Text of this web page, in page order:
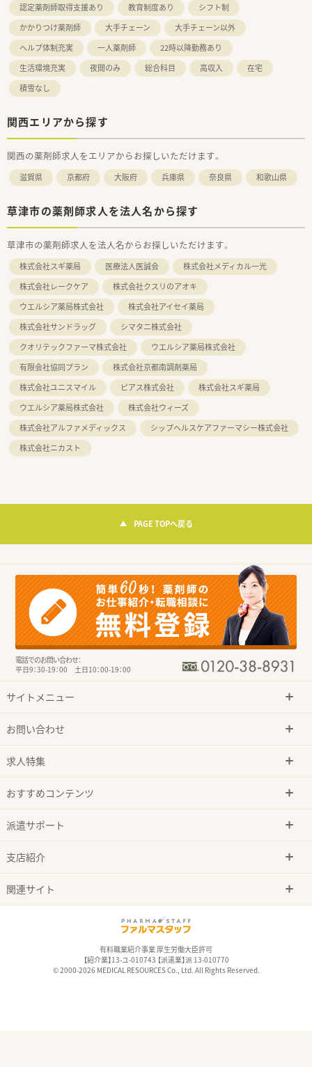
認定薬剤師取得支援あり
教育制度あり
シフト制
かかりつけ薬剤師
大手チェーン
大手チェーン以外
ヘルプ体制充実
一人薬剤師
22時以降勤務あり
生活環境充実
夜間のみ 総合科目 高収入
在宅
積雪なし
関西エリアから探す
関西の薬剤師求人をエリアからお探しいただけます。
滋賀県 京都府 大阪府 兵庫県 奈良県 和歌山県
草津市の薬剤師求人を法人名から探す
草津市の薬剤師求人を法人名からお探しいただけます。
株式会社スギ薬局 医療法人医誠会
株式会社メディカル一光
株式会社レークケア
株式会社クスリのアオキ
ウエルシア薬局株式会社
株式会社アイセイ薬局
株式会社サンドラッグ
シマタニ株式会社
クオリテックファーマ株式会社
ウエルシア薬局株式会社
有限会社協同プラン
株式会社京都南調剤薬局
株式会社ユニスマイル
ピアス株式会社
株式会社スギ薬局
ウエルシア薬局株式会社
株式会社ウィーズ
株式会社アルファメディックス
シップヘルスケアファーマシー株式会社
株式会社ニカスト
PAGE TOPへ戻る
電話でのお問い合わせ：
平日9：30-19：00 土日10：00-19：00
サイトメニュー
お問い合わせ
求人特集
おすすめコンテンツ
派遣サポート
支店紹介
関連サイト
有料職業紹介事業 厚生労働大臣許可
【紹介業】13-ユ-010743 【派遣業】派 13-010770
© 2000-2026 MEDICAL RESOURCES Co., Ltd. All Rights Reserved.